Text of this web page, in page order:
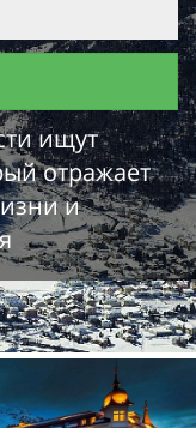
ищут
отражает
и